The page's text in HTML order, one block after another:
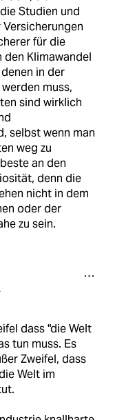
Studien und
für die
Klimawandel
in der
muss,
sind wirklich
selbst wenn man
weg zu
an den
denn die
nicht in dem
oder der
zu sein.
dass "die Welt
tun muss. Es
Zweifel, dass
Welt im